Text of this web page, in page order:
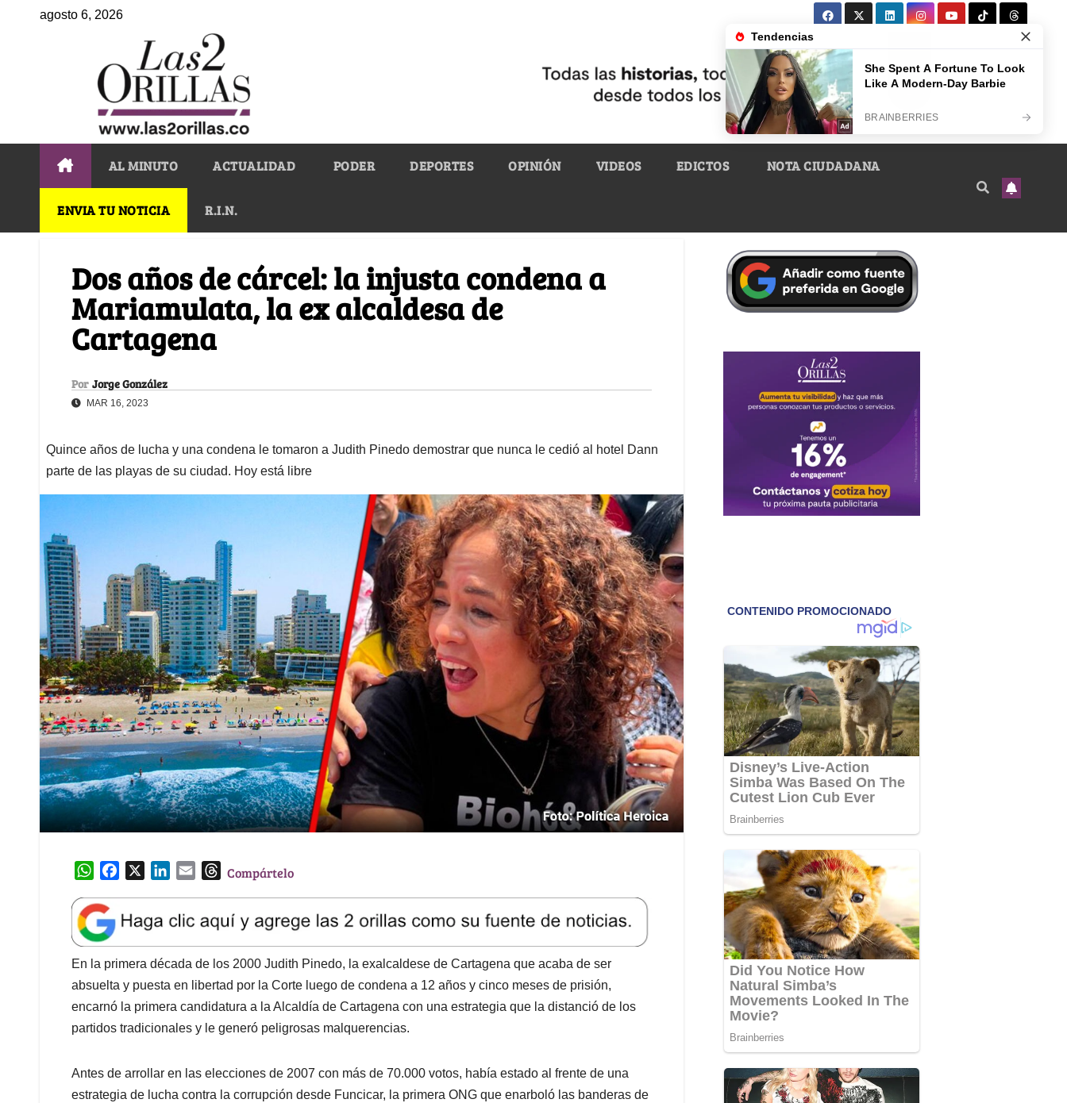
agosto 6, 2026
AL MINUTO ACTUALIDAD PODER DEPORTES OPINIÓN VIDEOS EDICTOS NOTA CIUDADANA
ENVIA TU NOTICIA R.I.N.
Dos años de cárcel: la injusta condena a
Mariamulata, la ex alcaldesa de
Cartagena
Por Jorge González
MAR 16, 2023
Quince años de lucha y una condena le tomaron a Judith Pinedo demostrar que nunca le cedió al hotel Dann
parte de las playas de su ciudad. Hoy está libre
W
a
t
s
A
p
p
e
b
o
o
k
k
e
d
n
l
T
e
a
d
s
Compártelo
En la primera década de los 2000 Judith Pinedo, la exalcaldese de Cartagena que acaba de ser
absuelta y puesta en libertad por la Corte luego de condena a 12 años y cinco meses de prisión,
encarnó la primera candidatura a la Alcaldía de Cartagena con una estrategia que la distanció de los
partidos tradicionales y le generó peligrosas malquerencias.
Antes de arrollar en las elecciones de 2007 con más de 70.000 votos, había estado al frente de una
estrategia de lucha contra la corrupción desde Funcicar, la primera ONG que enarboló las banderas de